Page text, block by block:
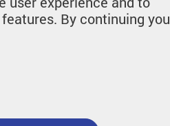
By continuing you